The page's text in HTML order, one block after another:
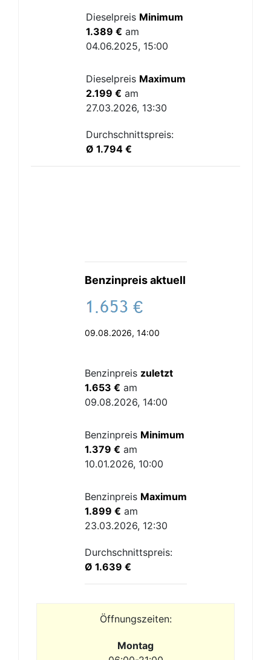
Dieselpreis Minimum
1.389 € am
04.06.2025, 15:00
Dieselpreis Maximum
2.199 € am
27.03.2026, 13:30
Durchschnittspreis:
Ø 1.794 €
Benzinpreis aktuell
. €
09.08.2026, 14:00
Benzinpreis zuletzt
1.653 € am
09.08.2026, 14:00
Benzinpreis Minimum
1.379 € am
10.01.2026, 10:00
Benzinpreis Maximum
1.899 € am
23.03.2026, 12:30
Durchschnittspreis:
Ø 1.639 €
Öffnungszeiten:
Montag